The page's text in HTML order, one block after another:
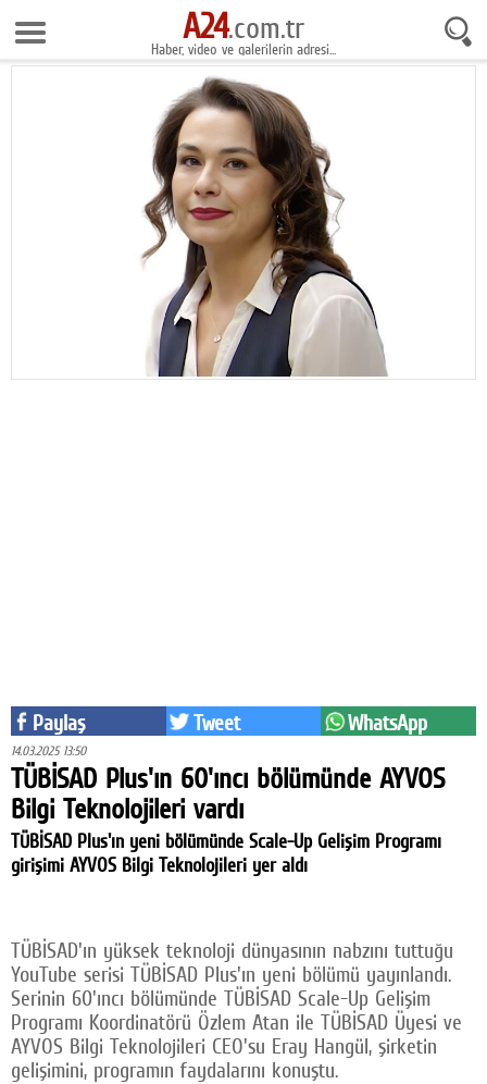
9 Ağustos 2026 14:59:53
Anasayfa
Video Galeri
Kültür-sanat
Sağlık
Yazarlar
Künye
A24 SOSYAL MEDYA
Facebook
Twitter
A24.com.tr
Haber, video ve galerilerin adresi...
Paylaş Tweet WhatsApp
14.03.2025 13:50
TÜBİSAD Plus'ın 60'ıncı bölümünde AYVOS
Bilgi Teknolojileri vardı
TÜBİSAD Plus'ın yeni bölümünde Scale-Up Gelişim Programı
girişimi AYVOS Bilgi Teknolojileri yer aldı
TÜBİSAD'ın yüksek teknoloji dünyasının nabzını tuttuğu
YouTube serisi TÜBİSAD Plus'ın yeni bölümü yayınlandı.
Serinin 60'ıncı bölümünde TÜBİSAD Scale-Up Gelişim
Programı Koordinatörü Özlem Atan ile TÜBİSAD Üyesi ve
AYVOS Bilgi Teknolojileri CEO'su Eray Hangül, şirketin
gelişimini, programın faydalarını konuştu.